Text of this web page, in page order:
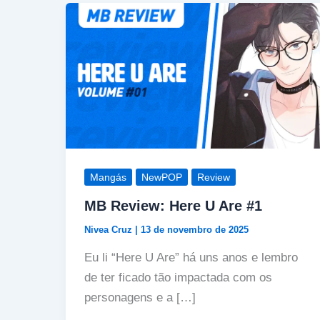
Mangás NewPOP Review
MB Review: Here U Are #1
Nivea Cruz 13 de novembro de 2025
Eu li “Here U Are” há uns anos e lembro
de ter ficado tão impactada com os
personagens e a […]